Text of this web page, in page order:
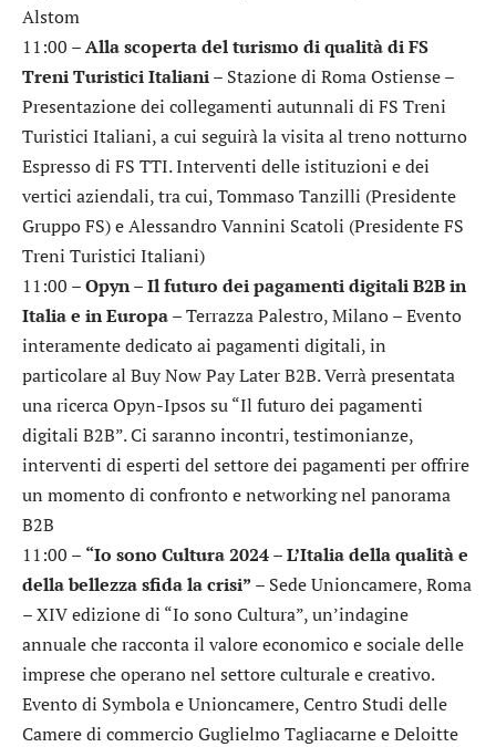
Alstom
11:00 –Alla scoperta del turismo di qualità di FS
Treni Turistici Italiani– Stazione di Roma Ostiense –
Presentazione dei collegamenti autunnali di FS Treni
Turistici Italiani, a cui seguirà la visita al treno notturno
Espresso di FS TTI. Interventi delle istituzioni e dei
vertici aziendali, tra cui, Tommaso Tanzilli (Presidente
Gruppo FS) e Alessandro Vannini Scatoli (Presidente FS
Treni Turistici Italiani)
11:00 –Opyn – Il futuro dei pagamenti digitali B2B in
Italia e in Europa– Terrazza Palestro, Milano – Evento
interamente dedicato ai pagamenti digitali, in
particolare al Buy Now Pay Later B2B. Verrà presentata
una ricerca Opyn-Ipsos su “Il futuro dei pagamenti
digitali B2B”. Ci saranno incontri, testimonianze,
interventi di esperti del settore dei pagamenti per offrire
un momento di confronto e networking nel panorama
B2B
11:00 – “Io sono Cultura 2024 – L’Italia della qualità e
della bellezza sfida la crisi” – Sede Unioncamere, Roma
– XIV edizione di “Io sono Cultura”, un’indagine
annuale che racconta il valore economico e sociale delle
imprese che operano nel settore culturale e creativo.
Evento di Symbola e Unioncamere, Centro Studi delle
Camere di commercio Guglielmo Tagliacarne e Deloitte